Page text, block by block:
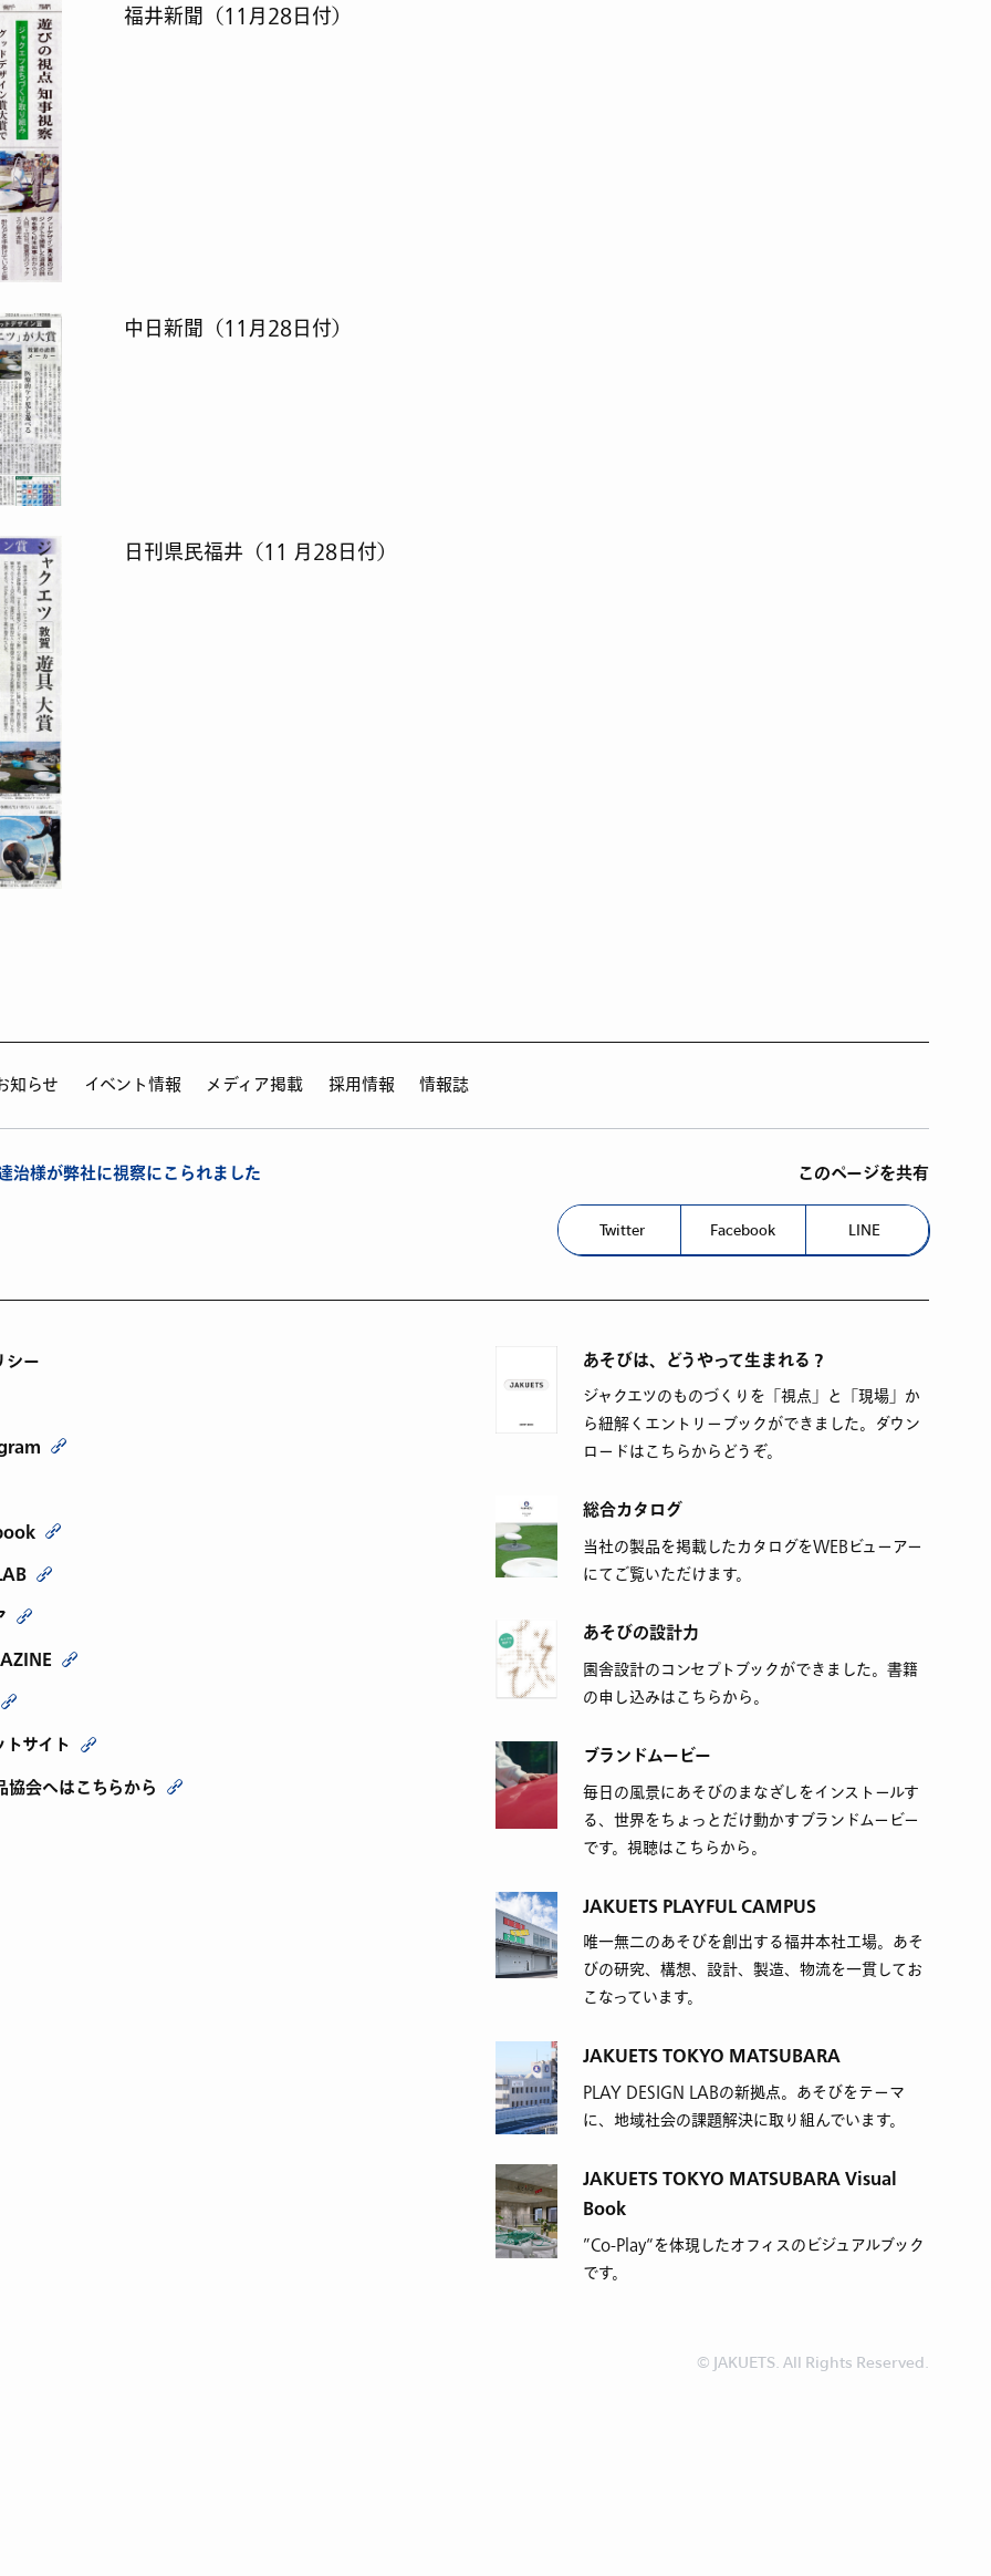
福井新聞（11月28日付）
中日新聞（11月28日付）
日刊県民福井（11 月28日付）
知らせ イベント情報 メディア掲載 採用情報 情報誌
治様が弊社に視察にこられました このページを共有
Twitter Facebook LINE
シー
サイト
協会へはこちらから
あそびは、どうやって生まれる？
ジャクエツのものづくりを「視点」と「現場」か
ら紐解くエントリーブックができました。ダウン
ロードはこちらからどうぞ。
総合カタログ
当社の製品を掲載したカタログをWEBビューアー
にてご覧いただけます。
あそびの設計力
園舎設計のコンセプトブックができました。書籍
の申し込みはこちらから。
ブランドムービー
毎日の風景にあそびのまなざしをインストールす
る、世界をちょっとだけ動かすブランドムービー
です。視聴はこちらから。
JAKUETS PLAYFUL CAMPUS
唯一無二のあそびを創出する福井本社工場。あそ
びの研究、構想、設計、製造、物流を一貫してお
こなっています。
JAKUETS TOKYO MATSUBARA
PLAY DESIGN LABの新拠点。あそびをテーマ
に、地域社会の課題解決に取り組んでいます。
JAKUETS TOKYO MATSUBARA Visual
Book
”Co-Play“を体現したオフィスのビジュアルブック
です。
© JAKUETS. All Rights Reserved.